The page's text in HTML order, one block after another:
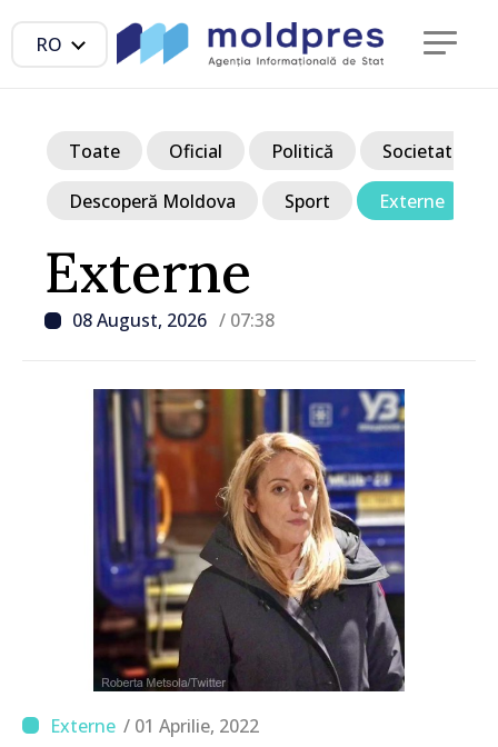
RO
Externe
08 August, 2026 / 07:38
Toate Oficial Politică Societate
Descoperă Moldova Sport Externe
/ 01 Aprilie, 2022